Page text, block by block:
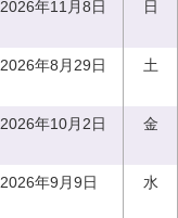
2026年11月8日 日
2026年8月29日 土
2026年10月2日 金
2026年9月9日 水